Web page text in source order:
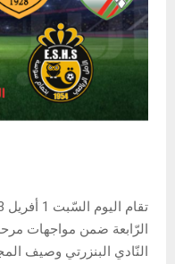
الرّابعة ضمن مواجهات